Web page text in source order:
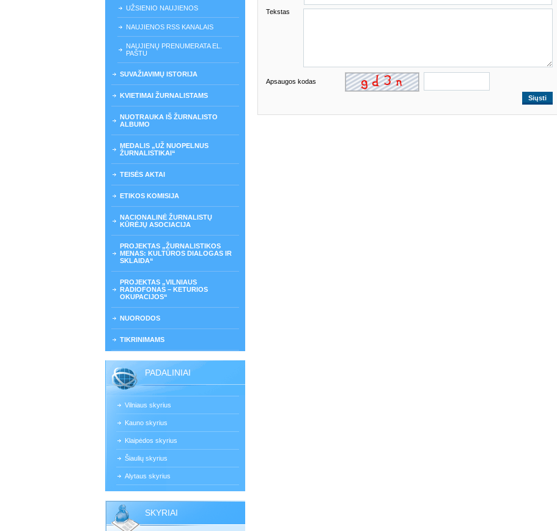
UŽSIENIO NAUJIENOS
NAUJIENOS RSS KANALAIS
NAUJIENŲ PRENUMERATA EL.
PAŠTU
SUVAŽIAVIMŲ ISTORIJA
KVIETIMAI ŽURNALISTAMS
NUOTRAUKA IŠ ŽURNALISTO
ALBUMO
MEDALIS „UŽ NUOPELNUS
ŽURNALISTIKAI“
TEISĖS AKTAI
ETIKOS KOMISIJA
NACIONALINĖ ŽURNALISTŲ
KŪRĖJŲ ASOCIACIJA
PROJEKTAS „ŽURNALISTIKOS
MENAS: KULTŪROS DIALOGAS IR
SKLAIDA“
PROJEKTAS „VILNIAUS
RADIOFONAS – KETURIOS
OKUPACIJOS“
NUORODOS
TIKRINIMAMS
PADALINIAI
Vilniaus skyrius
Kauno skyrius
Klaipėdos skyrius
Šiaulių skyrius
Alytaus skyrius
SKYRIAI
Tekstas
Apsaugos kodas